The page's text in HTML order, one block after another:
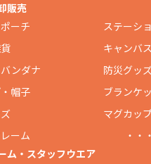
販売
ーチ
ステーシ
キャンバ
ンダナ
防災グッズ
帽子
ブランケ
マグカッ
ーム
・・
ム・スタッフウエア